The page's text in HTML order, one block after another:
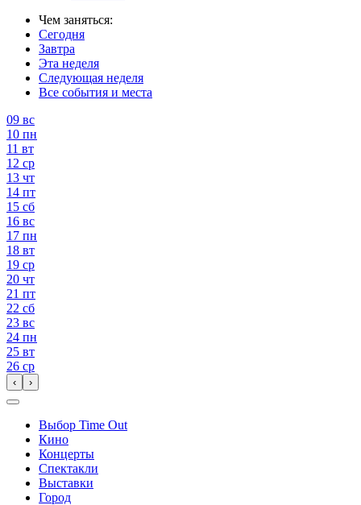
Чем заняться:
Сегодня
Завтра
Эта неделя
Следующая неделя
Все события и места
09 вс
10 пн
11 вт
12 ср
13 чт
14 пт
15 сб
16 вс
17 пн
18 вт
19 ср
20 чт
21 пт
22 сб
23 вс
24 пн
25 вт
26 ср
‹ ›
Выбор Time Out
Кино
Концерты
Спектакли
Выставки
Город